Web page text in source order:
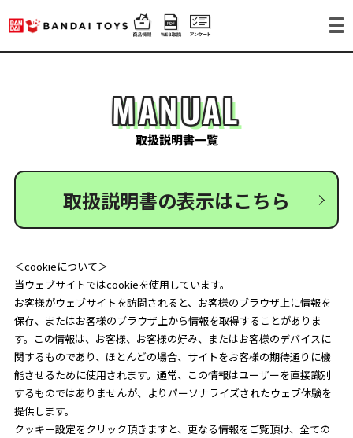
MANUAL
取扱説明書一覧
取扱説明書の表示はこちら
＜cookieについて＞
当ウェブサイトではcookieを使用しています。
お客様がウェブサイトを訪問されると、お客様のブラウザ上に情報を
保存、またはお客様のブラウザ上から情報を取得することがありま
す。この情報は、お客様、お客様の好み、またはお客様のデバイスに
関するものであり、ほとんどの場合、サイトをお客様の期待通りに機
能させるために使用されます。通常、この情報はユーザーを直接識別
するものではありませんが、よりパーソナライズされたウェブ体験を
提供します。
クッキー設定をクリック頂きますと、更なる情報をご覧頂け、全ての